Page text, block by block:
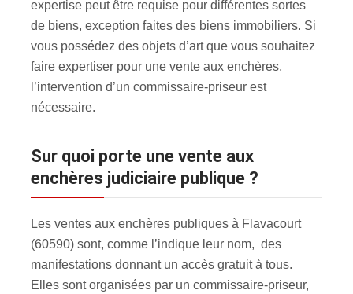
expertise peut être requise pour différentes sortes
de biens, exception faites des biens immobiliers. Si
vous possédez des objets d’art que vous souhaitez
faire expertiser pour une vente aux enchères,
l’intervention d’un commissaire-priseur est
nécessaire.
Sur quoi porte une vente aux
enchères judiciaire publique ?
Les ventes aux enchères publiques à Flavacourt
(60590) sont, comme l’indique leur nom, des
manifestations donnant un accès gratuit à tous.
Elles sont organisées par un commissaire-priseur,